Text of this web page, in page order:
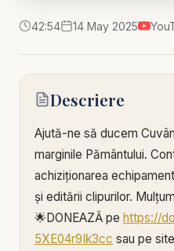
42:54 14 May 2025
Descriere
Ajută-ne să ducem
marginile Pământului.
achiziționarea
și editării clipurilor.
🌟DONEAZĂ pehttps://
5XE04r9Ik3cc sau pe